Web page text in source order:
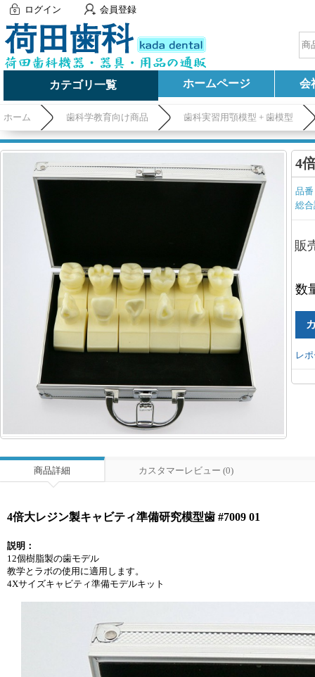
ログイン 会員登録
カテゴリ一覧 ホームページ 会
ホーム 歯科学教育向け商品 歯科実習用顎模型 + 歯模型
4
品
総
販
数
レ
商品詳細 カスタマーレビュー (0)
4倍大レジン製キャビティ準備研究模型歯 #7009 01
説明：
12個樹脂製の歯モデル
教学とラボの使用に適用します。
4Xサイズキャビティ準備モデルキット